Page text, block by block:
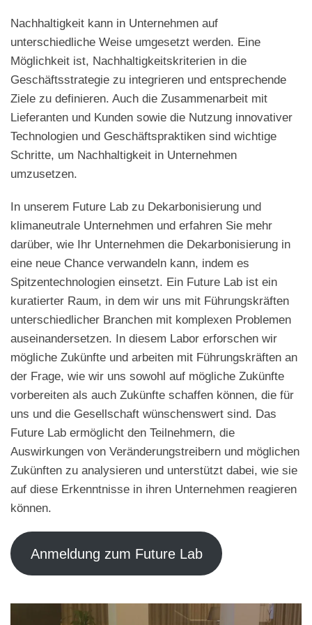
Nachhaltigkeit kann in Unternehmen auf
unterschiedliche Weise umgesetzt werden. Eine
Möglichkeit ist, Nachhaltigkeitskriterien in die
Geschäftsstrategie zu integrieren und entsprechende
Ziele zu definieren. Auch die Zusammenarbeit mit
Lieferanten und Kunden sowie die Nutzung innovativer
Technologien und Geschäftspraktiken sind wichtige
Schritte, um Nachhaltigkeit in Unternehmen
umzusetzen.
In unserem Future Lab zu Dekarbonisierung und
klimaneutrale Unternehmen und erfahren Sie mehr
darüber, wie Ihr Unternehmen die Dekarbonisierung in
eine neue Chance verwandeln kann, indem es
Spitzentechnologien einsetzt. Ein Future Lab ist ein
kuratierter Raum, in dem wir uns mit Führungskräften
unterschiedlicher Branchen mit komplexen Problemen
auseinandersetzen. In diesem Labor erforschen wir
mögliche Zukünfte und arbeiten mit Führungskräften an
der Frage, wie wir uns sowohl auf mögliche Zukünfte
vorbereiten als auch Zukünfte schaffen können, die für
uns und die Gesellschaft wünschenswert sind. Das
Future Lab ermöglicht den Teilnehmern, die
Auswirkungen von Veränderungstreibern und möglichen
Zukünften zu analysieren und unterstützt dabei, wie sie
auf diese Erkenntnisse in ihren Unternehmen reagieren
können.
Anmeldung zum Future Lab